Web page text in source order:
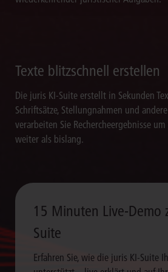
Texte blitzschnell erstellen
Die juris KI-Suite erstellt in Sekunden
Schriftsätze, Stellungnahmen und
verarbeiten Sie Rechercheergebnisse
weiter als bislang.
15 Minuten Live-Demo
Suite
Erfahren Sie, wie die juris KI-Suite